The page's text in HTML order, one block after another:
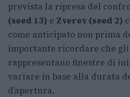
prevista la ripresa del
(seed 13) e Zverev (seed 2)
come anticipato non prima
importante ricordare che
rappresentano finestre di
variare in base alla durata
d’apertura.